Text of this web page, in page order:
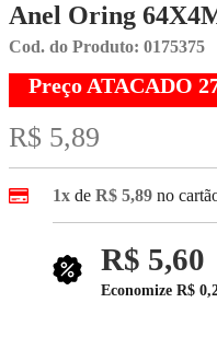
Anel Oring
Cod. do Produto: 0175375
Preço ATACADO
R$ 5,89
1x de R$ 5,89 no
R$ 5,60
Economize R$